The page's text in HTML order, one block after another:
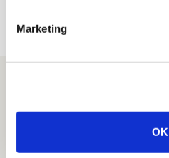
Marketing
OK
PRIJSVRAAG
Drie dingen die je